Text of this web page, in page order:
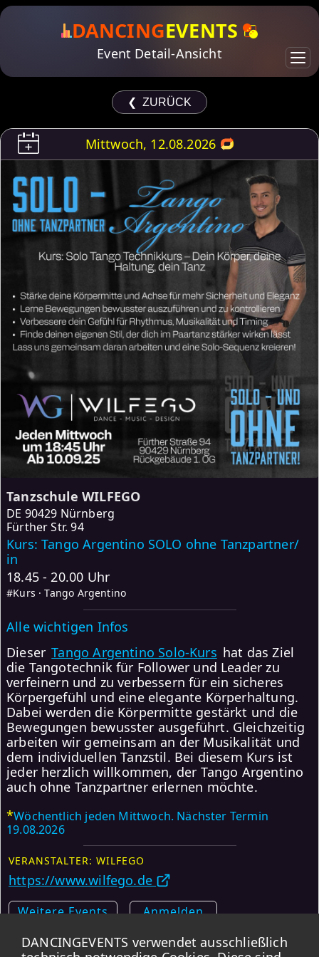
DANCINGEVENTS
Event Detail-Ansicht
❮ ZURÜCK
Mittwoch, 12.08.2026
Tanzschule WILFEGO
DE 90429 Nürnberg
Fürther Str. 94
Kurs: Tango Argentino SOLO ohne Tanzpartner/
in
18.45 - 20.00 Uhr
#Kurs · Tango Argentino
Alle wichtigen Infos
Dieser Tango Argentino Solo-Kurs hat das Ziel
die Tangotechnik für Follower und Leader zu
verfeinern und zu verbessern für ein sicheres
Körpergefühl und eine elegante Körperhaltung.
Dabei werden die Körpermitte gestärkt und die
Bewegungen bewusster ausgeführt. Gleichzeitig
arbeiten wir gemeinsam an der Musikalität und
dem individuellen Tanzstil. Bei diesem Kurs ist
jeder herzlich willkommen, der Tango Argentino
auch ohne Tanzpartner erlernen möchte.
*Wöchentlich jeden Mittwoch. Nächster Termin
19.08.2026
VERANSTALTER: WILFEGO
https://www.wilfego.de
Weitere Events
Anmelden
Karte
DANCINGEVENTS verwendet ausschließlich